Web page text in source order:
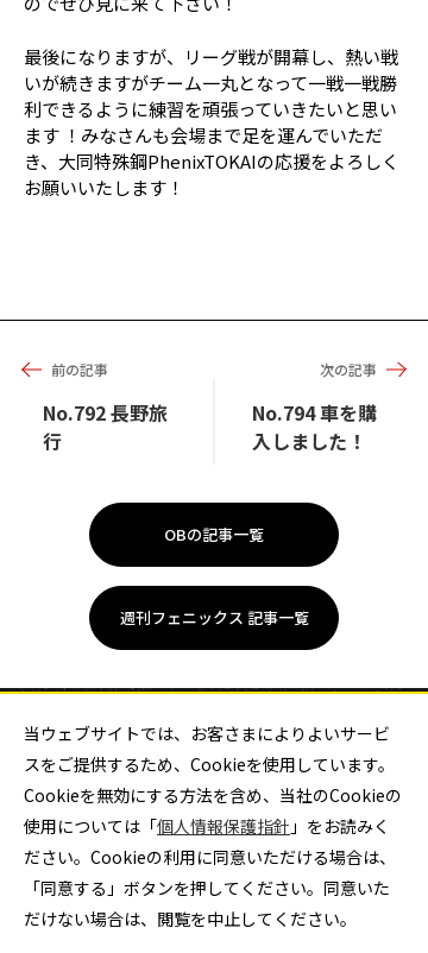
最後になりますが、リーグ戦が開幕し、熱い戦
いが続きますがチーム一丸となって一戦一戦勝
利できるように練習を頑張っていきたいと思い
ます ！みなさんも会場まで足を運んでいただ
き、大同特殊鋼PhenixTOKAIの応援をよろしく
お願いいたします！
前の記事 次の記事
No.792 長野旅
行
No.794 車を購
入しました！
OBの記事一覧
週刊フェニックス 記事一覧
大同特殊鋼ハンドボール部
当ウェブサイトでは、お客さまによりよいサービ
スをご提供するため、Cookieを使用しています。
Cookieを無効にする方法を含め、当社のCookieの
使用については「個人情報保護指針 」をお読みく
ださい。Cookieの利用に同意いただける場合は、
「同意する」ボタンを押してください。同意いた
だけない場合は、閲覧を中止してください。